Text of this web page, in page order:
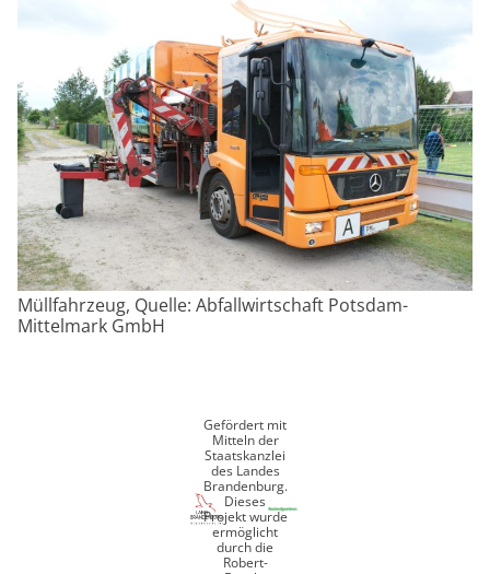
Müllfahrzeug, Quelle: Abfallwirtschaft Potsdam-
Mittelmark GmbH
Gefördert mit
Mitteln der
Staatskanzlei
des Landes
Brandenburg.
Dieses
Projekt wurde
ermöglicht
durch die
Robert-